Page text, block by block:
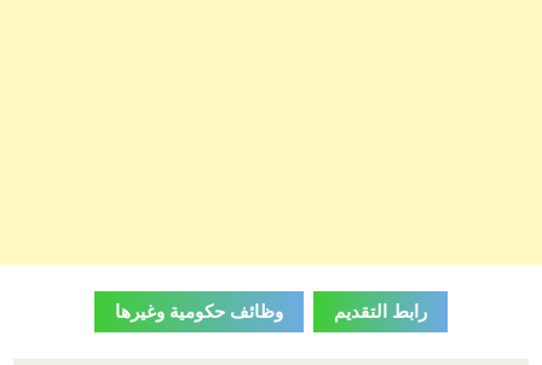
رابط التقديم وظائف حكومية وغيرها